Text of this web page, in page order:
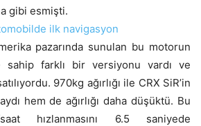
gibi esmişti.
ilk navigasyon
pazarında sunulan bu motorun
farklı bir versiyonu vardı ve
970kg ağırlığı ile CRX SiR’in
hem de ağırlığı daha düşüktü. Bu
hızlanmasını 6.5 saniyede